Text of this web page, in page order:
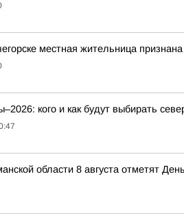
местная жительница
кого и как будут выбирать
области 8 августа отметят